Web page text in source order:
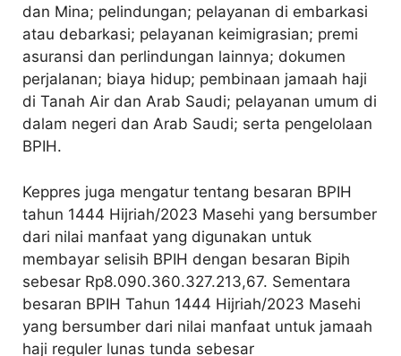
dan Mina; pelindungan; pelayanan di embarkasi
atau debarkasi; pelayanan keimigrasian; premi
asuransi dan perlindungan lainnya; dokumen
perjalanan; biaya hidup; pembinaan jamaah haji
di Tanah Air dan Arab Saudi; pelayanan umum di
dalam negeri dan Arab Saudi; serta pengelolaan
BPIH.
Keppres juga mengatur tentang besaran BPIH
tahun 1444 Hijriah/2023 Masehi yang bersumber
dari nilai manfaat yang digunakan untuk
membayar selisih BPIH dengan besaran Bipih
sebesar Rp8.090.360.327.213,67. Sementara
besaran BPIH Tahun 1444 Hijriah/2023 Masehi
yang bersumber dari nilai manfaat untuk jamaah
haji reguler lunas tunda sebesar